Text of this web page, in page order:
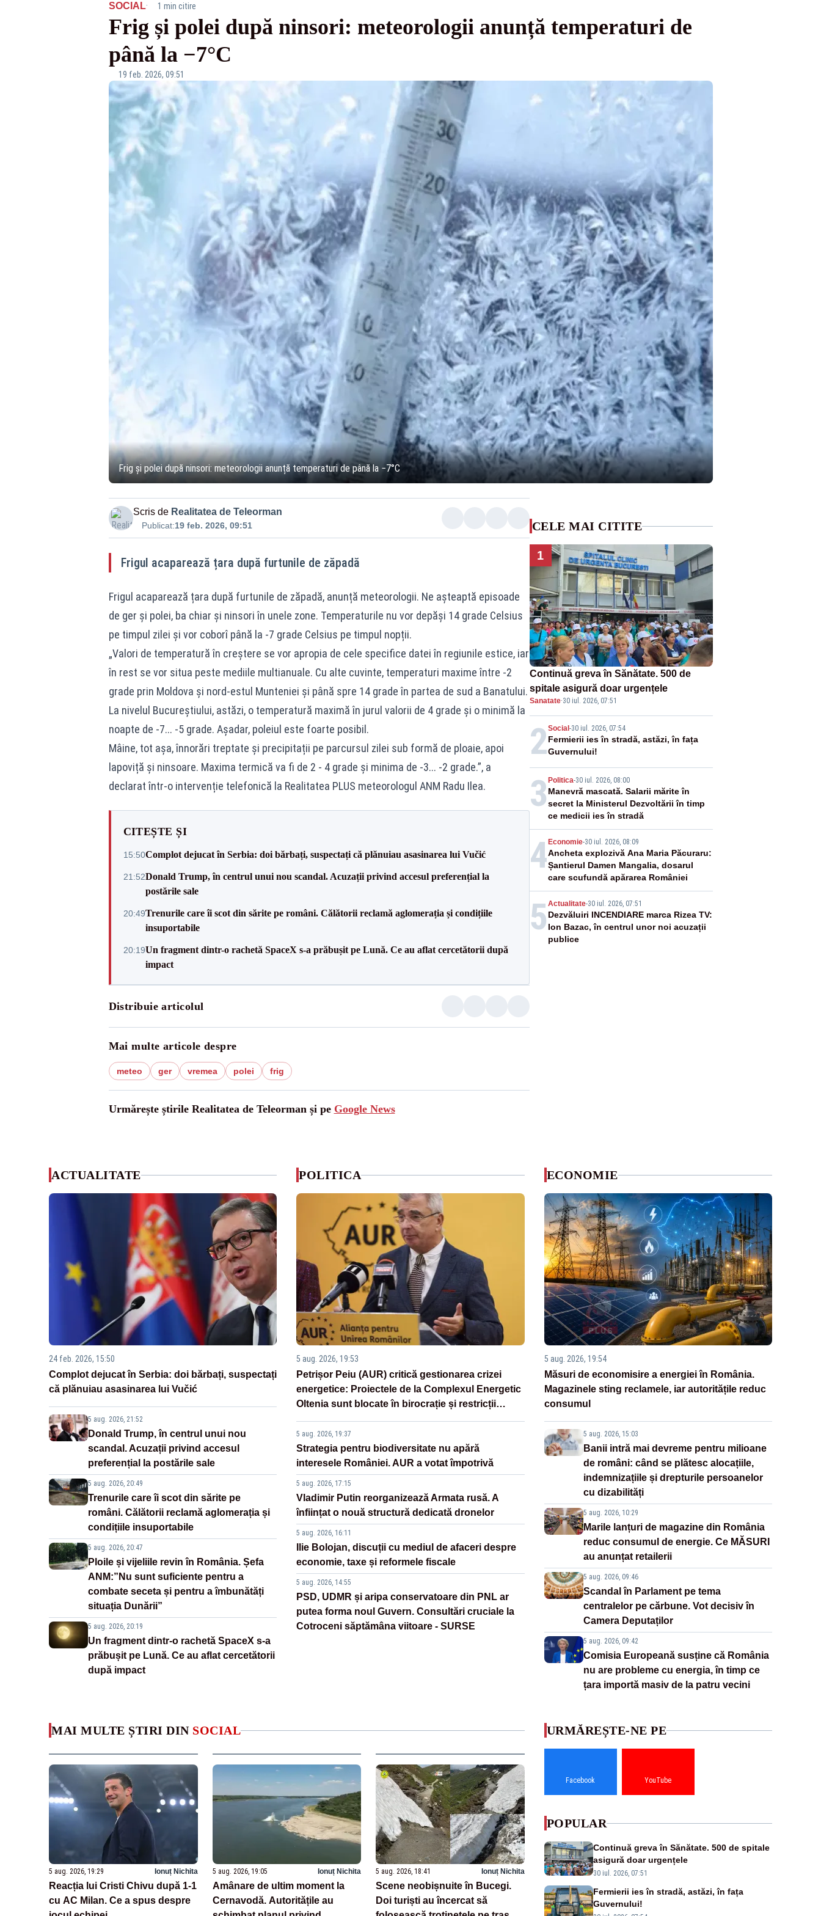
SOCIAL· 1 min citire
Frig și polei după ninsori: meteorologii anunță temperaturi de
până la −7°C
19 feb. 2026, 09:51
Frig și polei după ninsori: meteorologii anunță temperaturi de până la −7°C
Scris de Realitatea de Teleorman
Publicat:19 feb. 2026, 09:51
Frigul acaparează țara după furtunile de zăpadă
Frigul acaparează țara după furtunile de zăpadă, anunță meteorologii. Ne așteaptă episoade
de ger și polei, ba chiar și ninsori în unele zone. Temperaturile nu vor depăși 14 grade Celsius
pe timpul zilei și vor coborî până la -7 grade Celsius pe timpul nopții.
„Valori de temperatură în creștere se vor apropia de cele specifice datei în regiunile estice, iar
în rest se vor situa peste mediile multianuale. Cu alte cuvinte, temperaturi maxime între -2
grade prin Moldova și nord-estul Munteniei și până spre 14 grade în partea de sud a Banatului.
La nivelul Bucureștiului, astăzi, o temperatură maximă în jurul valorii de 4 grade și o minimă la
noapte de -7... -5 grade. Așadar, poleiul este foarte posibil.
Mâine, tot așa, înnorări treptate și precipitații pe parcursul zilei sub formă de ploaie, apoi
lapoviță și ninsoare. Maxima termică va fi de 2 - 4 grade și minima de -3... -2 grade.”, a
declarat într-o intervenție telefonică la Realitatea PLUS meteorologul ANM Radu Ilea.
CITEȘTE ȘI
15:50Complot dejucat în Serbia: doi bărbați, suspectați că plănuiau asasinarea lui Vučić
21:52Donald Trump, în centrul unui nou scandal. Acuzații privind accesul preferențial la
postările sale
20:49Trenurile care îi scot din sărite pe români. Călătorii reclamă aglomerația și condițiile
insuportabile
20:19Un fragment dintr-o rachetă SpaceX s-a prăbușit pe Lună. Ce au aflat cercetătorii după
impact
Distribuie articolul
Mai multe articole despre
meteo ger vremea polei frig
Urmărește știrile Realitatea de Teleorman și pe Google News
CELE MAI CITITE
1
Continuă greva în Sănătate. 500 de
spitale asigură doar urgențele
Sanatate·30 iul. 2026, 07:51
2Social -30 iul. 2026, 07:54
Fermierii ies în stradă, astăzi, în fața
Guvernului!
3 Politica-30 iul. 2026, 08:00
Manevră mascată. Salarii mărite în
secret la Ministerul Dezvoltării în timp
ce medicii ies în stradă
4 Economie-30 iul. 2026, 08:09
Ancheta explozivă Ana Maria Păcuraru:
Șantierul Damen Mangalia, dosarul
care scufundă apărarea României
5 Actualitate-30 iul. 2026, 07:51
Dezvăluiri INCENDIARE marca Rizea TV:
Ion Bazac, în centrul unor noi acuzații
publice
ACTUALITATE
24 feb. 2026, 15:50
Complot dejucat în Serbia: doi bărbați, suspectați
că plănuiau asasinarea lui Vučić
5 aug. 2026, 21:52
Donald Trump, în centrul unui nou
scandal. Acuzații privind accesul
preferențial la postările sale
5 aug. 2026, 20:49
Trenurile care îi scot din sărite pe
români. Călătorii reclamă aglomerația și
condițiile insuportabile
5 aug. 2026, 20:47
Ploile și vijeliile revin în România. Șefa
ANM:”Nu sunt suficiente pentru a
combate seceta și pentru a îmbunătăți
situația Dunării”
5 aug. 2026, 20:19
Un fragment dintr-o rachetă SpaceX s-a
prăbușit pe Lună. Ce au aflat cercetătorii
după impact
POLITICA
5 aug. 2026, 19:53
Petrișor Peiu (AUR) critică gestionarea crizei
energetice: Proiectele de la Complexul Energetic
Oltenia sunt blocate în birocrație și restricții
5 aug. 2026, 19:37
Strategia pentru biodiversitate nu apără
interesele României. AUR a votat împotrivă
5 aug. 2026, 17:15
Vladimir Putin reorganizează Armata rusă. A
înființat o nouă structură dedicată dronelor
5 aug. 2026, 16:11
Ilie Bolojan, discuții cu mediul de afaceri despre
economie, taxe și reformele fiscale
5 aug. 2026, 14:55
PSD, UDMR și aripa conservatoare din PNL ar
putea forma noul Guvern. Consultări cruciale la
Cotroceni săptămâna viitoare - SURSE
ECONOMIE
5 aug. 2026, 19:54
Măsuri de economisire a energiei în România.
Magazinele sting reclamele, iar autoritățile reduc
consumul
5 aug. 2026, 15:03
Banii intră mai devreme pentru milioane
de români: când se plătesc alocațiile,
indemnizațiile și drepturile persoanelor
cu dizabilități
5 aug. 2026, 10:29
Marile lanțuri de magazine din România
reduc consumul de energie. Ce MĂSURI
au anunțat retailerii
5 aug. 2026, 09:46
Scandal în Parlament pe tema
centralelor pe cărbune. Vot decisiv în
Camera Deputaților
5 aug. 2026, 09:42
Comisia Europeană susține că România
nu are probleme cu energia, în timp ce
țara importă masiv de la patru vecini
MAI MULTE ȘTIRI DIN SOCIAL
5 aug. 2026, 19:29 Ionuț Nichita
Reacția lui Cristi Chivu după 1-1
cu AC Milan. Ce a spus despre
5 aug. 2026, 19:05 Ionuț Nichita
Amânare de ultim moment la
Cernavodă. Autoritățile au
5 aug. 2026, 18:41 Ionuț Nichita
Scene neobișnuite în Bucegi.
Doi turiști au încercat să
URMĂREȘTE-NE PE
Facebook YouTube
POPULAR
Continuă greva în Sănătate. 500 de spitale
asigură doar urgențele
30 iul. 2026, 07:51
Fermierii ies în stradă, astăzi, în fața
Guvernului!